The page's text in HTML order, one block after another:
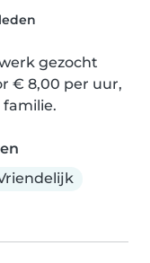
gezocht
€ 8,00 per uur,